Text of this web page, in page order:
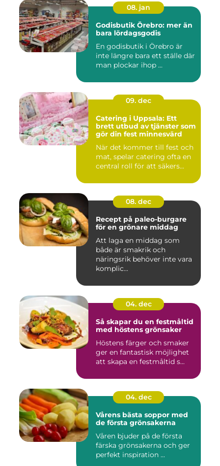
08. jan
Godisbutik Örebro: mer än
bara lördagsgodis
En godisbutik i Örebro är
inte längre bara ett ställe där
man plockar ihop ...
09. dec
Catering i Uppsala: Ett
brett utbud av tjänster som
gör din fest minnesvärd
När det kommer till fest och
mat, spelar catering ofta en
central roll för att säkers...
08. dec
Recept på paleo-burgare
för en grönare middag
Att laga en middag som
både är smakrik och
näringsrik behöver inte vara
komplic...
04. dec
Så skapar du en festmåltid
med höstens grönsaker
Höstens färger och smaker
ger en fantastisk möjlighet
att skapa en festmåltid s...
04. dec
Vårens bästa soppor med
de första grönsakerna
Våren bjuder på de första
färska grönsakerna och ger
perfekt inspiration ...